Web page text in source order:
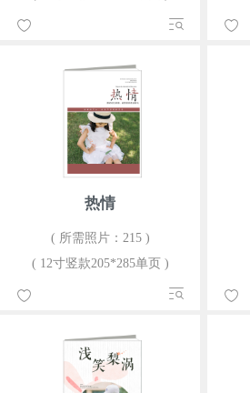
热情
( 所需照片：215 )
( 12寸竖款205*285单页 )